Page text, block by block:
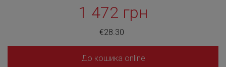
1 472 грн
€28.30
До кошика online